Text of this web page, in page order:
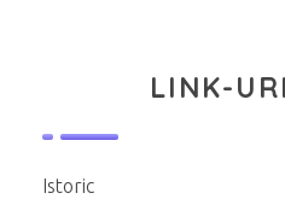
LINK-
Istoric